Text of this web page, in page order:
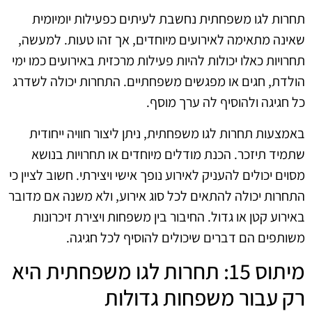
תחרות לגו משפחתית נחשבת לעיתים כפעילות יומיומית
שאינה מתאימה לאירועים מיוחדים, אך זהו טעות. למעשה,
תחרויות כאלו יכולות להיות פעילות מרכזית באירועים כמו ימי
הולדת, חגים או מפגשים משפחתיים. התחרות יכולה לשדרג
כל חגיגה ולהוסיף לה ערך מוסף.
באמצעות תחרות לגו משפחתית, ניתן ליצור חוויה ייחודית
שתמיד תיזכר. הכנת מודלים מיוחדים או תחרויות בנושא
מסוים יכולים להעניק לאירוע נופך אישי ויצירתי. חשוב לציין כי
התחרות יכולה להתאים לכל סוג אירוע, ולא משנה אם מדובר
באירוע קטן או גדול. החיבור בין משפחות ויצירת זיכרונות
משותפים הם דברים שיכולים להוסיף לכל חגיגה.
מיתוס 15: תחרות לגו משפחתית היא
רק עבור משפחות גדולות